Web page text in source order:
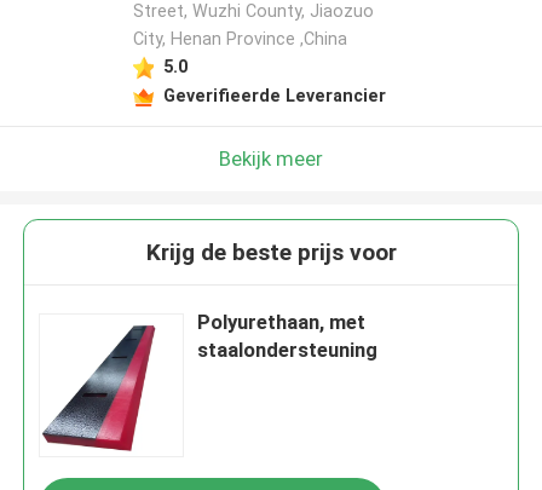
Street, Wuzhi County, Jiaozuo
City, Henan Province ,China
5.0
Geverifieerde Leverancier
Bekijk meer
Krijg de beste prijs voor
Polyurethaan, met
staalondersteuning